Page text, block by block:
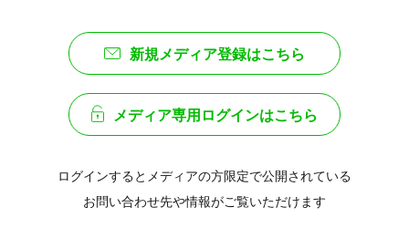
新規メディア登録はこちら
メディア専用ログインはこちら
ログインするとメディアの方限定で公開されている
お問い合わせ先や情報がご覧いただけます